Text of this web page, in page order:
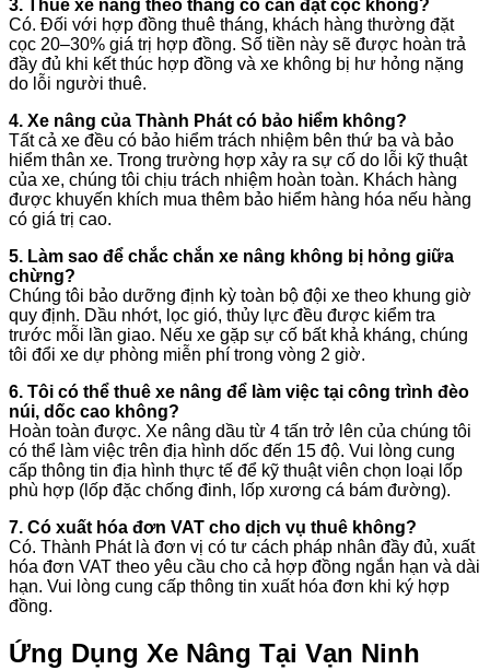
3. Thuê xe nâng theo tháng có cần đặt cọc không?
Có. Đối với hợp đồng thuê tháng, khách hàng thường đặt
cọc 20–30% giá trị hợp đồng. Số tiền này sẽ được hoàn trả
đầy đủ khi kết thúc hợp đồng và xe không bị hư hỏng nặng
do lỗi người thuê.
4. Xe nâng của Thành Phát có bảo hiểm không?
Tất cả xe đều có bảo hiểm trách nhiệm bên thứ ba và bảo
hiểm thân xe. Trong trường hợp xảy ra sự cố do lỗi kỹ thuật
của xe, chúng tôi chịu trách nhiệm hoàn toàn. Khách hàng
được khuyến khích mua thêm bảo hiểm hàng hóa nếu hàng
có giá trị cao.
5. Làm sao để chắc chắn xe nâng không bị hỏng giữa
chừng?
Chúng tôi bảo dưỡng định kỳ toàn bộ đội xe theo khung giờ
quy định. Dầu nhớt, lọc gió, thủy lực đều được kiểm tra
trước mỗi lần giao. Nếu xe gặp sự cố bất khả kháng, chúng
tôi đổi xe dự phòng miễn phí trong vòng 2 giờ.
6. Tôi có thể thuê xe nâng để làm việc tại công trình đèo
núi, dốc cao không?
Hoàn toàn được. Xe nâng dầu từ 4 tấn trở lên của chúng tôi
có thể làm việc trên địa hình dốc đến 15 độ. Vui lòng cung
cấp thông tin địa hình thực tế để kỹ thuật viên chọn loại lốp
phù hợp (lốp đặc chống đinh, lốp xương cá bám đường).
7. Có xuất hóa đơn VAT cho dịch vụ thuê không?
Có. Thành Phát là đơn vị có tư cách pháp nhân đầy đủ, xuất
hóa đơn VAT theo yêu cầu cho cả hợp đồng ngắn hạn và dài
hạn. Vui lòng cung cấp thông tin xuất hóa đơn khi ký hợp
đồng.
Ứng Dụng Xe Nâng Tại Vạn Ninh